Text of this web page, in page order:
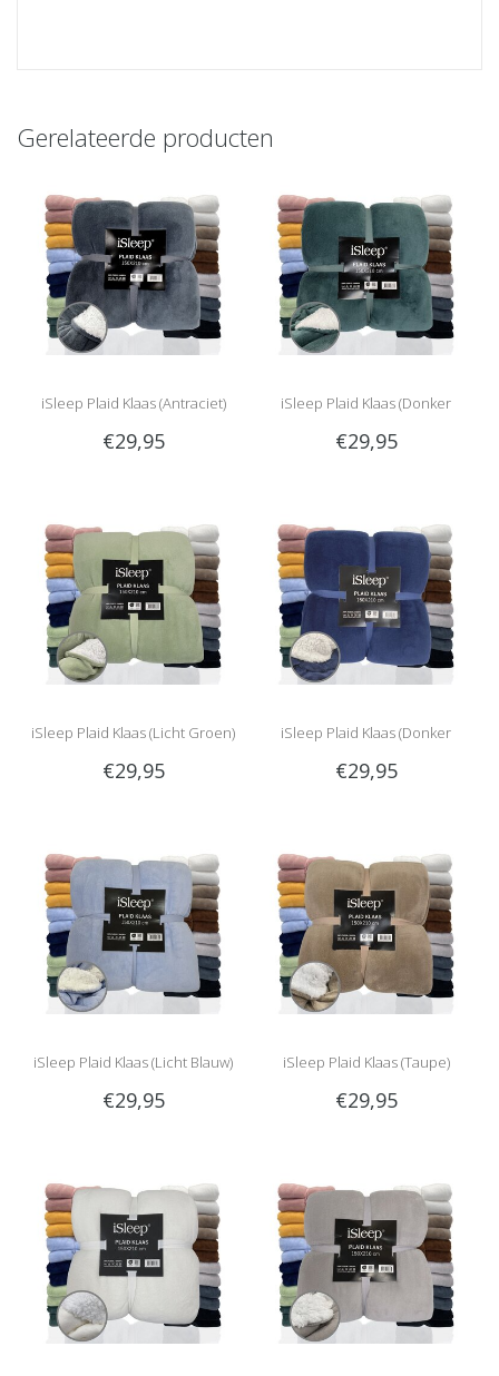
Gerelateerde producten
iSleep Plaid Klaas (Antraciet)
€29,95
iSleep Plaid Klaas (Donker
Groen)
€29,95
iSleep Plaid Klaas (Licht Groen)
€29,95
iSleep Plaid Klaas (Donker
Blauw)
€29,95
iSleep Plaid Klaas (Licht Blauw)
€29,95
iSleep Plaid Klaas (Taupe)
€29,95